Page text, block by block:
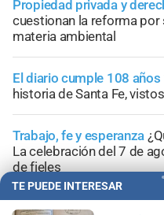
Propiedad privada y
cuestionan la reforma
materia ambiental
El diario cumple 108 años
historia de Santa Fe,
Trabajo, fe y esperanza
La celebración del 7 de
de fieles
TE PUEDE INTERESAR